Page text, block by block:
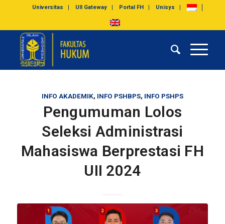
Universitas UII Gateway Portal FH Unisys
INFO AKADEMIK, INFO PSHBPS, INFO PSHPS
Pengumuman Lolos
Seleksi Administrasi
Mahasiswa Berprestasi FH
UII 2024